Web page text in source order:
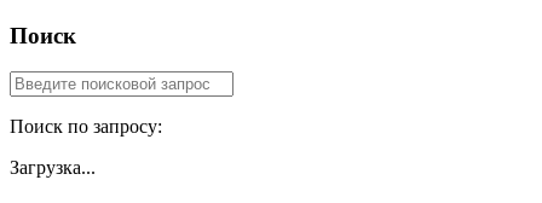
Поиск
Поиск по запросу:
Загрузка...